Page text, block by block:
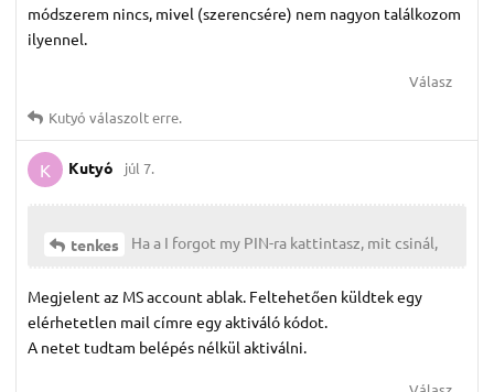
módszerem nincs, mivel (szerencsére) nem nagyon találkozom
ilyennel.
Válasz
Kutyó válaszolt erre.
K Kutyó júl 7.
tenkes Ha a I forgot my PIN-ra kattintasz, mit csinál,
Megjelent az MS account ablak. Feltehetően küldtek egy
elérhetetlen mail címre egy aktiváló kódot.
A netet tudtam belépés nélkül aktiválni.